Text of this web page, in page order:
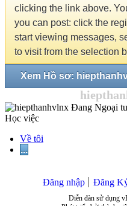
clicking the link above.
you can post: click the
start viewing messages,
to visit from the selection
Xem Hồ sơ:
Học việc
Về tôi
...
Đăng nhập Đăng
Diễn đàn sử dụng